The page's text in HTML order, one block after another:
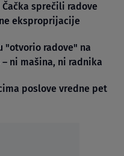
sprečili radove
eksproprijacije
"otvorio radove" na
ni mašina, ni radnika
poslove vredne pet